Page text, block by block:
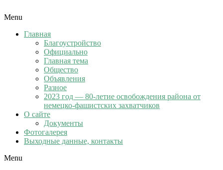
Menu
Главная
Благоустройство
Официально
Главная тема
Общество
Объявления
Разное
2023 год — 80-летие освобождения района от
немецко-фашистских захватчиков
О сайте
Документы
Фотогалерея
Выходные данные, контакты
Menu